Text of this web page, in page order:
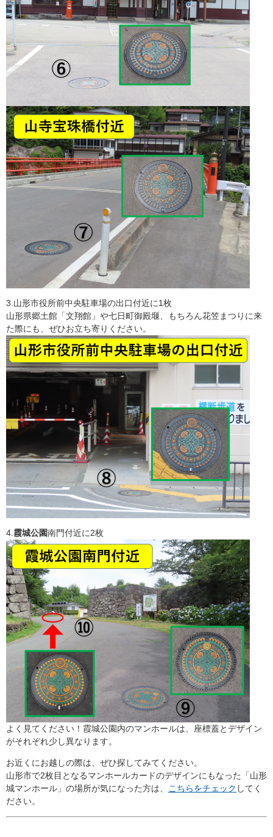
3.山形市役所前中央駐車場の出口付近に1枚
山形県郷土館「文翔館」や七日町御殿堰、もちろん花笠まつりに来
た際にも、ぜひお立ち寄りください。​
4. 霞城公園南門付近に2枚
よく見てください！霞城公園内のマンホールは、座標蓋とデザイン
がそれぞれ少し異なります。
お近くにお越しの際は、ぜひ探してみてください。
山形市で2枚目となるマンホールカードのデザインにもなった「山形
城マンホール」の場所が気になった方は、
こちらをチェック してく
ださい。